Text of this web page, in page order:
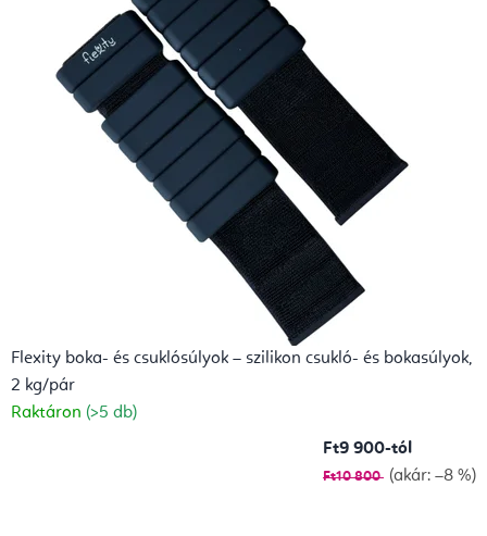
u
r
Flexity boka- és csuklósúlyok – szilikon csukló- és bokasúlyok,
2 kg/pár
Raktáron (>5 db)
Ft9 900-tól
Ft10 800 (akár: –8 %)